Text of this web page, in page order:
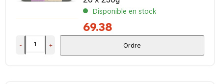
Disponible en stock
69.38
- + Ordre